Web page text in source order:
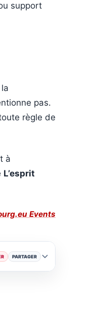
support
pas.
règle de
à
L’esprit
Events
PARTAGER